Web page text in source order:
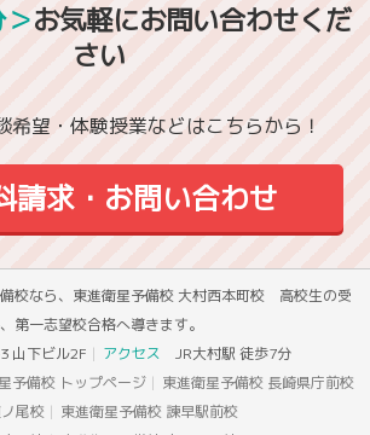
お気軽にお問い合わせくだ
さい
希望・体験授業などはこちらから！
請求・お問い合わせ
校なら、東進衛星予備校 大村西本町校 高校生の受
第一志望校合格へ導きます。
山下ビル2F アクセス JR大村駅 徒歩7分
予備校 トップページ
東進衛星予備校 長崎県庁前校
尾校
東進衛星予備校 諫早駅前校